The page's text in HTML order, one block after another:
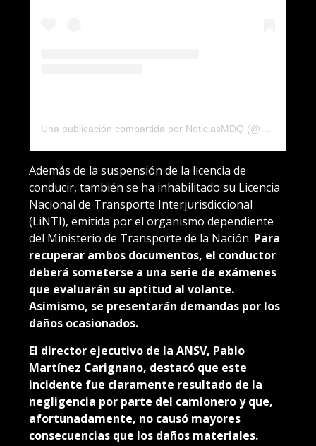
Además de la suspensión de la licencia de
conducir, también se ha inhabilitado su Licencia
Nacional de Transporte Interjurisdiccional
(LiNTI), emitida por el organismo dependiente
del Ministerio de Transporte de la Nación. Para
recuperar ambos documentos, el conductor
deberá someterse a una serie de exámenes
que evaluarán su aptitud al volante.
Asimismo, se presentarán demandas por los
daños ocasionados.
El director ejecutivo de la ANSV, Pablo
Martínez Carignano, destacó que este
incidente fue claramente resultado de la
negligencia por parte del camionero y que,
afortunadamente, no causó mayores
consecuencias que los daños materiales.